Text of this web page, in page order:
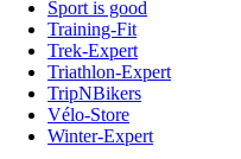
Sport is good
Training-Fit
Trek-Expert
Triathlon-Expert
TripNBikers
Vélo-Store
Winter-Expert